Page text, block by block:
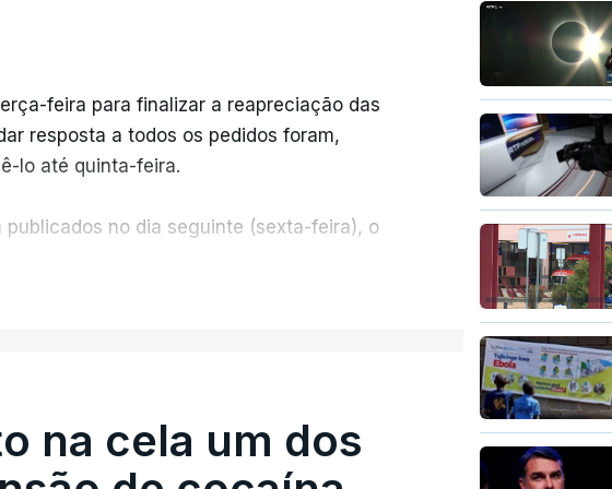
feira para finalizar a reapreciação das
resposta a todos os pedidos foram,
lo até quinta-feira.
no dia seguinte (sexta-feira), o
dias, apercebamo-nos que ainda estão a
, disse a professora à agência
na cela um dos